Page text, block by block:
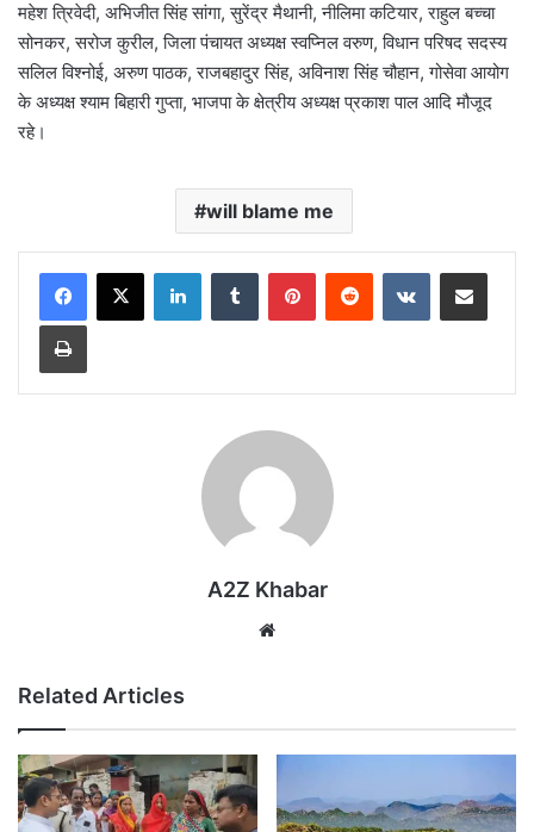
महेश त्रिवेदी, अभिजीत सिंह सांगा, सुरेंद्र मैथानी, नीलिमा कटियार, राहुल बच्चा
सोनकर, सरोज कुरील, जिला पंचायत अध्यक्ष स्वप्निल वरुण, विधान परिषद सदस्य
सलिल विश्नोई, अरुण पाठक, राजबहादुर सिंह, अविनाश सिंह चौहान, गोसेवा आयोग
के अध्यक्ष श्याम बिहारी गुप्ता, भाजपा के क्षेत्रीय अध्यक्ष प्रकाश पाल आदि मौजूद
रहे।
will blame me
LinkedInTumblr PinterestReddit VKontakteShare via Email
Print
A2Z Khabar
Related Articles